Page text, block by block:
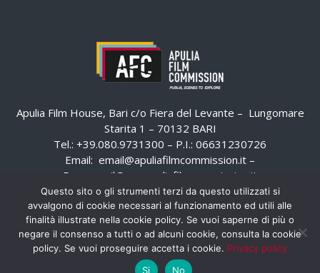
Apulia Film House, Bari c/o Fiera del Levante – Lungomare
Starita 1 – 70132 BARI
Tel.: +39.080.9731300 – P.I.: 06631230726
Email: email@apuliafilmcommission.it –
Pec:
email@pec.apuliafilmcommission.it
Questo sito o gli strumenti terzi da questo utilizzati si
avvalgono di cookie necessari al funzionamento ed utili alle
finalità illustrate nella cookie policy. Se vuoi saperne di più o
negare il consenso a tutti o ad alcuni cookie, consulta la cookie
policy. Se vuoi proseguire accetta i cookie. Privacy policy
Si
No